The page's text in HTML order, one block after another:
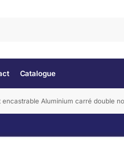
Catalogue
encastrable Aluminium carré double